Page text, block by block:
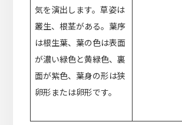
気を演出します。草姿は
叢生、根茎がある。葉序
は根生葉、葉の色は表面
が濃い緑色と黄緑色、裏
面が紫色、葉身の形は狭
卵形または卵形です。